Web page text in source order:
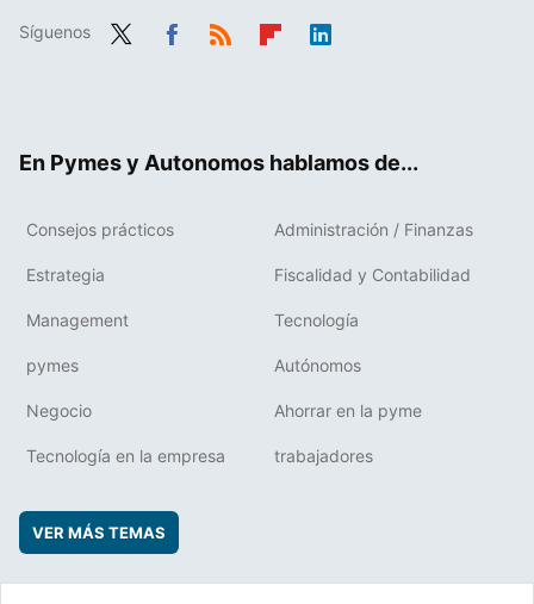
Síguenos
En Pymes y Autonomos hablamos de...
Consejos prácticos Administración / Finanzas
Estrategia Fiscalidad y Contabilidad
Management Tecnología
pymes Autónomos
Negocio Ahorrar en la pyme
Tecnología en la empresa trabajadores
VER MÁS TEMAS